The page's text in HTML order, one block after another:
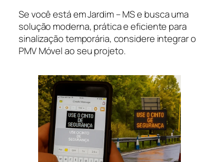
Se você está em Jardim – MS e busca uma
solução moderna, prática e eficiente para
sinalização temporária, considere integrar o
PMV Móvel ao seu projeto.